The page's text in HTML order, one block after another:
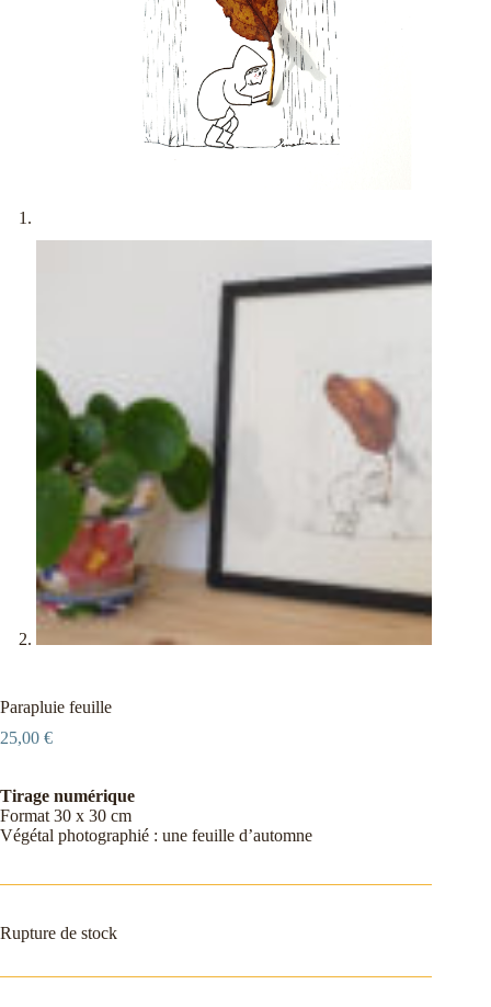
Parapluie feuille
25,00 €
Tirage numérique
Format 30 x 30 cm
Végétal photographié : une feuille d’automne
Rupture de stock